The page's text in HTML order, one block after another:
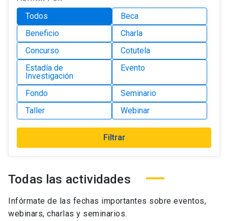
Todos
Beca
Beneficio
Charla
Concurso
Cotutela
Estadía de
Investigación
Evento
Fondo
Seminario
Taller
Webinar
Filtrar
Todas las actividades
Infórmate de las fechas importantes sobre eventos,
webinars, charlas y seminarios.